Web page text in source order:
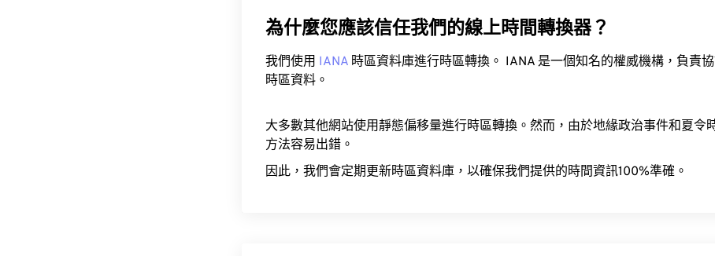
為什麼您應該信任我們的線上時間轉換器？
我們使用 IANA 時區資料庫進行時區轉換。 IANA 是一個知名的權威機構，負責
時區資料。
大多數其他網站使用靜態偏移量進行時區轉換。然而，由於地緣政治事件和夏令
方法容易出錯。
因此，我們會定期更新時區資料庫，以確保我們提供的時間資訊100%準確。